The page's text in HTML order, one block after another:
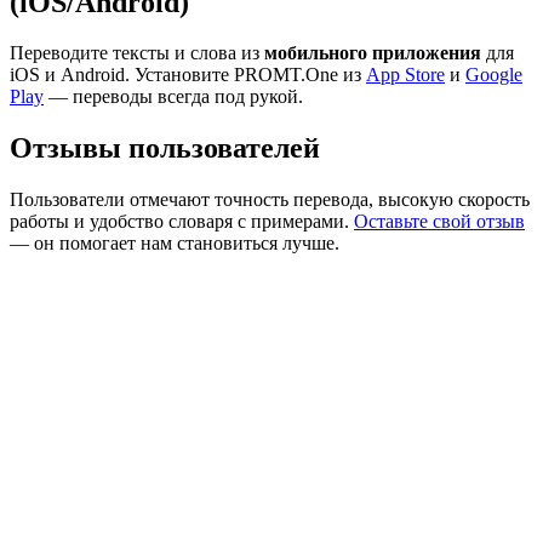
Переводите тексты и слова из мобильного приложения для
iOS и Android. Установите PROMT.One из App Store и Google
Play — переводы всегда под рукой.
Отзывы пользователей
Пользователи отмечают точность перевода, высокую скорость
работы и удобство словаря с примерами. Оставьте свой отзыв
— он помогает нам становиться лучше.